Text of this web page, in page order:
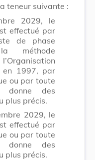
teneur suivante :
2029, le
effectué par
de phase
méthode
en 1997, par
ou par toute
donne des
plus précis.
2029, le
effectué par
ou par toute
donne des
plus précis.